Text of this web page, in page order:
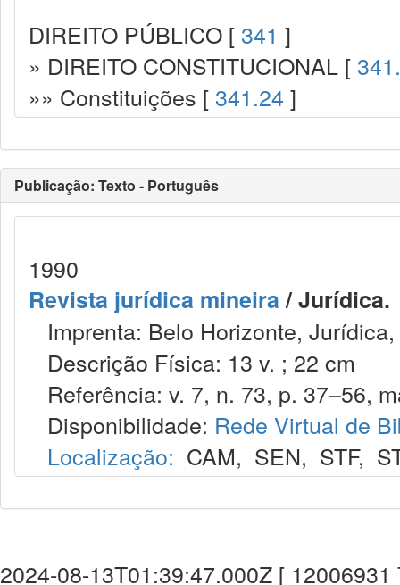
DIREITO PÚBLICO [ 341 ]
» DIREITO CONSTITUCIONAL [
»» Constituições [ 341.24 ]
Publicação: Texto - Português
1990
Revista jurídica mineira/ Jurídica.
Imprenta: Belo Horizonte,
Descrição Física: 13 v. ; 22 cm
Referência: v. 7, n. 73, p. 37–56,
Disponibilidade: Rede Virtual de
Localização: CAM, SEN, STF,
2024-08-13T01:39:47.000Z [ 12006931